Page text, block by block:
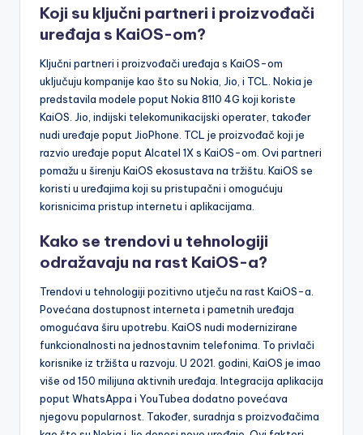
Koji su ključni partneri i proizvođači
uređaja s KaiOS-om?
Ključni partneri i proizvođači uređaja s KaiOS-om
uključuju kompanije kao što su Nokia, Jio, i TCL. Nokia je
predstavila modele poput Nokia 8110 4G koji koriste
KaiOS. Jio, indijski telekomunikacijski operater, također
nudi uređaje poput JioPhone. TCL je proizvođač koji je
razvio uređaje poput Alcatel 1X s KaiOS-om. Ovi partneri
pomažu u širenju KaiOS ekosustava na tržištu. KaiOS se
koristi u uređajima koji su pristupačni i omogućuju
korisnicima pristup internetu i aplikacijama.
Kako se trendovi u tehnologiji
odražavaju na rast KaiOS-a?
Trendovi u tehnologiji pozitivno utječu na rast KaiOS-a.
Povećana dostupnost interneta i pametnih uređaja
omogućava širu upotrebu. KaiOS nudi modernizirane
funkcionalnosti na jednostavnim telefonima. To privlači
korisnike iz tržišta u razvoju. U 2021. godini, KaiOS je imao
više od 150 milijuna aktivnih uređaja. Integracija aplikacija
poput WhatsAppa i YouTubea dodatno povećava
njegovu popularnost. Također, suradnja s proizvođačima